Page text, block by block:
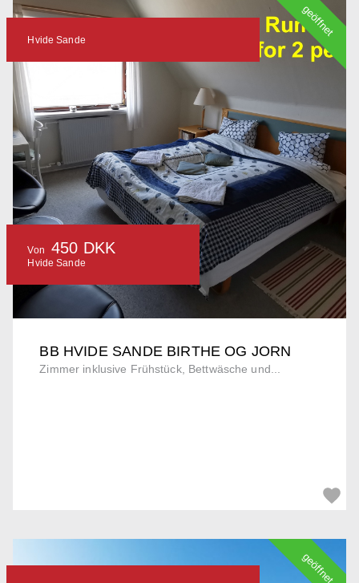
BB HVIDE SANDE BIRTHE OG JORN
Zimmer inklusive Frühstück, Bettwäsche und...
Hvide Sande
Von 450 DKK
Hvide Sande
geöffnet
geöffnet